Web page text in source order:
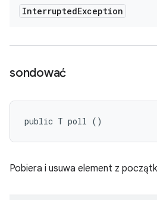
InterruptedException
sondować
public T poll ()
Pobiera i usuwa element z